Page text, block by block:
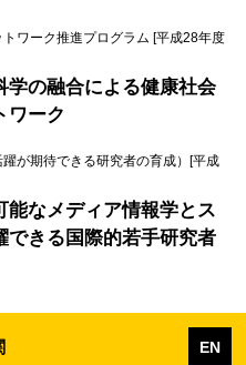
ワーク推進プログラム [平成28年度
学の融合による健康社会
ワーク
が期待できる研究者の育成）[平成
能なメディア情報学とス
できる国際的若手研究者
EN